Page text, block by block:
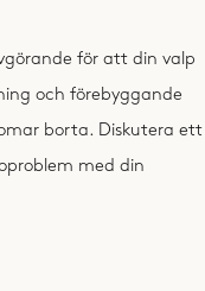
för att din valp
och förebyggande
borta. Diskutera ett
med din